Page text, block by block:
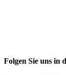
Folgen Sie uns in